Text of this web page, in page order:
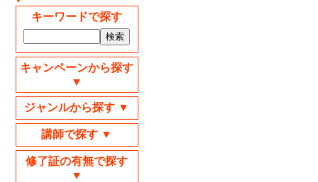
キーワードで探す
キャンペーンから探す
▼
ジャンルから探す ▼
講師で探す ▼
修了証の有無で探す
▼